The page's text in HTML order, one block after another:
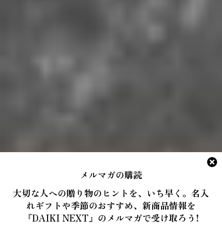
メルマガの購読
大切な人への贈り物のヒントを、いち早く。名入
れギフトや季節のおすすめ、新商品情報を
『DAIKI NEXT』のメルマガで受け取ろう!